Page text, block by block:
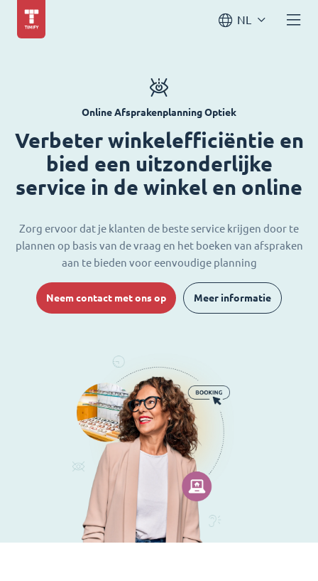
NL
Online Afsprakenplanning Optiek
Verbeter winkelefficiëntie en
bied een uitzonderlijke
service in de winkel en online
Zorg ervoor dat je klanten de beste service krijgen door te
plannen op basis van de vraag en het boeken van afspraken
aan te bieden voor eenvoudige planning
Neem contact met ons op Meer informatie